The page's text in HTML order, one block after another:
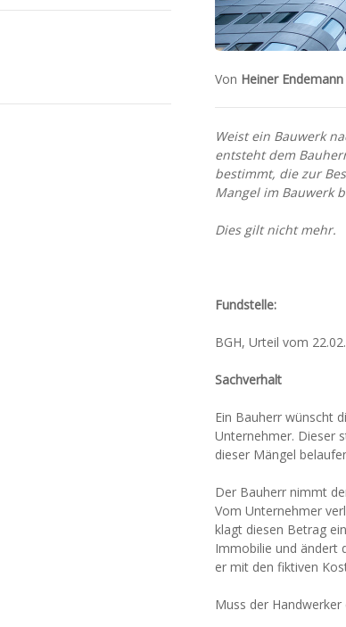
Von Heiner Endemann
Weist ein Bauwerk
entsteht dem
bestimmt, die zur
Mangel im Bauwerk
Dies gilt nicht mehr.
Fundstelle:
BGH, Urteil vom
Sachverhalt
Ein Bauherr wünscht
Unternehmer. Dieser
dieser Mängel
Der Bauherr nimmt
Vom Unternehmer
klagt diesen Betrag
Immobilie und ändert
er mit den fiktiven
Muss der